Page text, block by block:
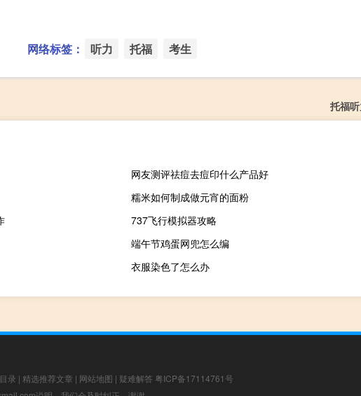
网络标签： 听力 托福 考生
托福
网友测评祛痘去痘印什么产品好
糯米如何制成做元宵的面粉
737飞行模拟器攻略
端午节鸡蛋网兜怎么编
衣服染色了怎么办
录 | 精选推荐文章 | 网站地图 | 疑难解答 粤ICP备17114761号